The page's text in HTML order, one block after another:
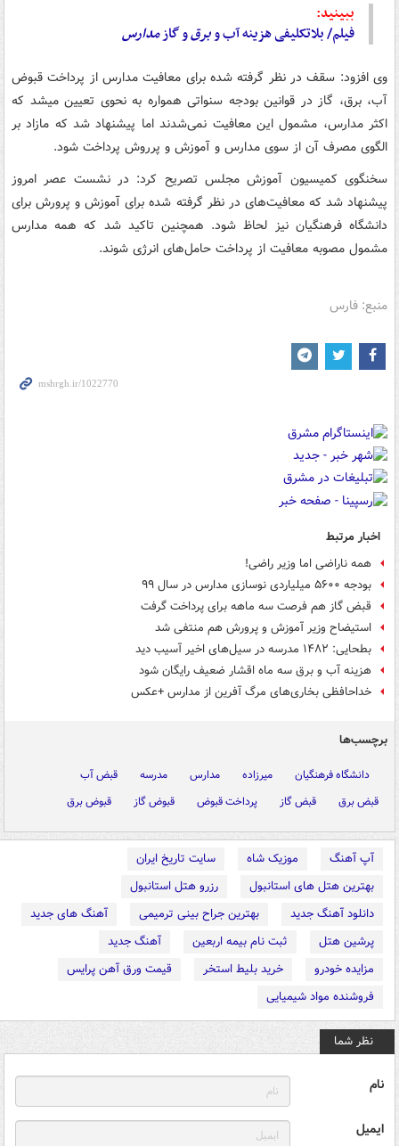
ببینید:
فیلم/ بلاتکلیفی هزینه آب وبرقو گازمدارس
وی افزود: سقف در نظر گرفته شده برای معافیت مدارس از پرداخت قبوض
آب، برق، گاز در قوانین بودجه سنواتی همواره به نحوی تعیین می‎شد که
اکثر مدارس، مشمول این معافیت نمی‌شدند اما پیشنهاد شد که مازاد بر
الگوی مصرف آن از سوی مدارس و آموزش و پرروش پرداخت شود.
سخنگوی کمیسیون آموزش مجلس تصریح کرد: در نشست عصر امروز
پیشنهاد شد که معافیت‌های در نظر گرفته شده برای آموزش و پرورش برای
دانشگاه فرهنگیان نیز لحاظ شود. همچنین تاکید شد که همه مدارس
مشمول مصوبه معافیت از پرداخت حامل‌های انرژی شوند.
منبع: فارس
اخبار مرتبط
همه ناراضی اما وزیر راضی!
بودجه ۵۶۰۰ میلیاردی نوسازی مدارس در سال ۹۹
قبض گاز هم فرصت سه ماهه برای پرداخت گرفت
استیضاح وزیر آموزش و پرورش هم منتفی شد
بطحایی: ۱۴۸۲ مدرسه در سیل‌های اخیر آسیب دید
هزینه آب و برق سه ماه اقشار ضعیف رایگان شود
خداحافظی بخاری‌های مرگ ‌آفرین از مدارس +عکس
برچسب‌ها
دانشگاه فرهنگیان میرزاده مدارس مدرسه
قبض آب
قبض برق
قبض گاز پرداخت قبوض قبوض گاز قبوض برق
آپ آهنگ موزیک شاه
سایت تاریخ ایران
بهترین هتل های استانبول
رزرو هتل استانبول
دانلود آهنگ جدید
بهترین جراح بینی ترمیمی
آهنگ های جدید
پرشین هتل
ثبت نام بیمه اربعین
آهنگ جدید
مزایده خودرو
خرید بلیط استخر
قیمت ورق آهن پرایس
فروشنده مواد شیمیایی
نظر شما
نام
ایمیل